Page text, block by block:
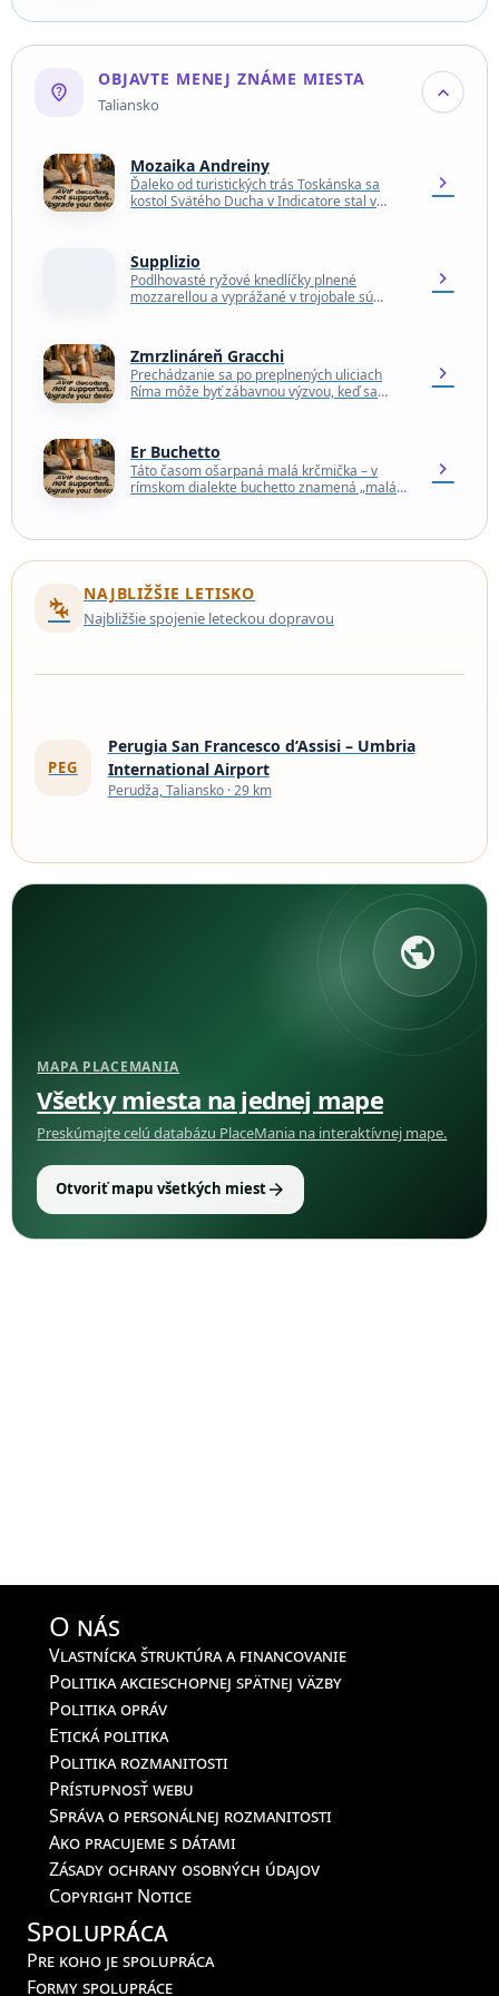
not_listed_location
OBJAVTE MENEJ ZNÁME MIESTA
Taliansko expand_more
Mozaika Andreiny
Ďaleko od turistických trás Toskánska sa
kostol Svätého Ducha v Indicatore stal v
chevron_right
Supplizio
Podlhovasté ryžové knedlíčky plnené
mozzarellou a vyprážané v trojobale sú
svete.…
chevron_right
Zmrzlináreň Gracchi
Prechádzanie sa po preplnených uliciach
Ríma môže byť zábavnou výzvou, keď sa
chevron_right
Er Buchetto
Táto časom ošarpaná malá krčmička – v
rímskom dialekte buchetto znamená „malá
chevron_right
connecting_airports
NAJBLIŽŠIE LETISKO
Najbližšie spojenie leteckou dopravou
PEG
Perugia San Francesco d’Assisi – Umbria
International Airport
Perudža, Taliansko · 29 km
public
MAPA PLACEMANIA
Všetky miesta na jednej mape
Preskúmajte celú databázu PlaceMania na interaktívnej mape.
Otvoriť mapu všetkých miestarrow_forward
O nás
Vlastnícka štruktúra a financovanie
Politika akcieschopnej spätnej väzby
Politika opráv
Etická politika
Politika rozmanitosti
Prístupnosť webu
Správa o personálnej rozmanitosti
Ako pracujeme s dátami
Zásady ochrany osobných údajov
Copyright Notice
Spolupráca
Pre koho je spolupráca
Formy spolupráce